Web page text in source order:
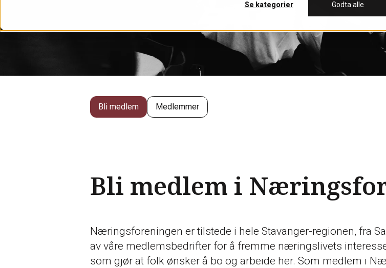
Se kategorier Godta alle
Bli medlem Medlemmer
Bli medlem i
Næringsforeningen er tilstede i hele Stavanger-regionen, fra
av våre medlemsbedrifter for å fremme næringslivets
som gjør at folk ønsker å bo og arbeide her. Som medlem i